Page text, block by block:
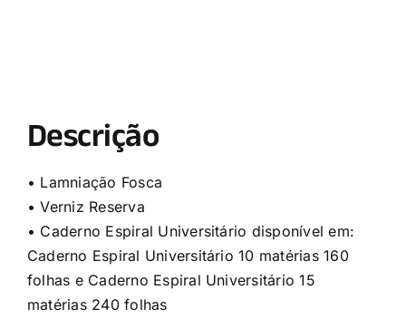
Descrição
• Lamniação Fosca
• Verniz Reserva
• Caderno Espiral Universitário disponível em:
Caderno Espiral Universitário 10 matérias 160
folhas e Caderno Espiral Universitário 15
matérias 240 folhas